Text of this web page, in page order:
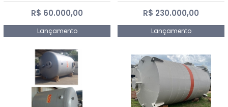
R$ 60.000,00
Lançamento
R$ 230.000,00
Lançamento